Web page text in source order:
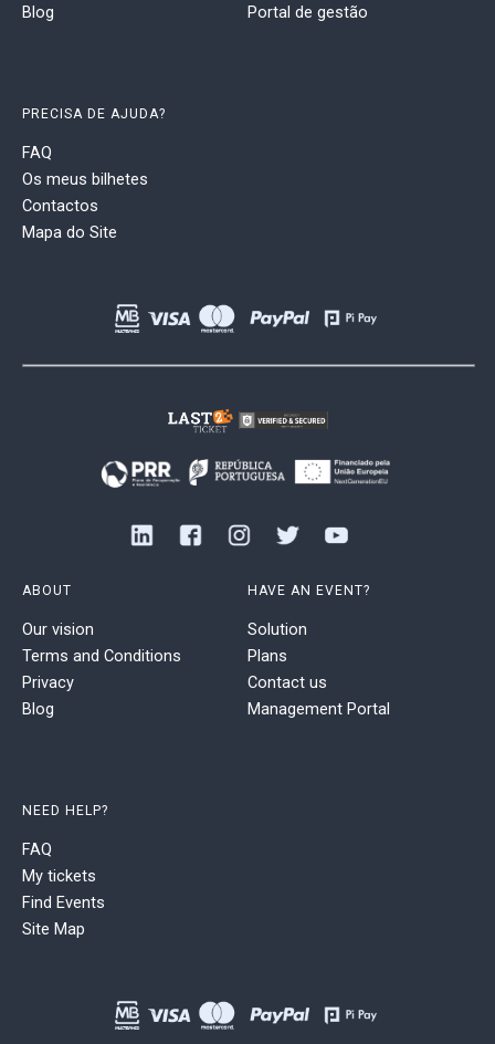
Blog
Portal de gestão
PRECISA DE AJUDA?
FAQ
Os meus bilhetes
Contactos
Mapa do Site
ABOUT
Our vision
Terms and Conditions
Privacy
Blog
HAVE AN EVENT?
Solution
Plans
Contact us
Management Portal
NEED HELP?
FAQ
My tickets
Find Events
Site Map